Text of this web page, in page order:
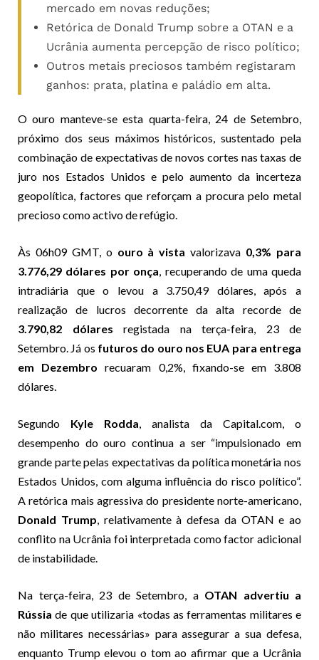
mercado em novas reduções;
Retórica de Donald Trump sobre a OTAN e a
Ucrânia aumenta percepção de risco político;
Outros metais preciosos também registaram
ganhos: prata, platina e paládio em alta.
O ouro manteve-se esta quarta-feira, 24 de Setembro,
próximo dos seus máximos históricos, sustentado pela
combinação de expectativas de novos cortes nas taxas de
juro nos Estados Unidos e pelo aumento da incerteza
geopolítica, factores que reforçam a procura pelo metal
precioso como activo de refúgio.
Às 06h09 GMT, o ouro à vista valorizava 0,3% para
3.776,29 dólares por onça, recuperando de uma queda
intradiária que o levou a 3.750,49 dólares, após a
realização de lucros decorrente da alta recorde de
3.790,82 dólares registada na terça-feira, 23 de
Setembro. Já os futuros do ouro nos EUA para entrega
em Dezembro recuaram 0,2%, fixando-se em 3.808
dólares.
Segundo Kyle Rodda, analista da Capital.com, o
desempenho do ouro continua a ser “impulsionado em
grande parte pelas expectativas da política monetária nos
Estados Unidos, com alguma influência do risco político”.
A retórica mais agressiva do presidente norte-americano,
Donald Trump, relativamente à defesa da OTAN e ao
conflito na Ucrânia foi interpretada como factor adicional
de instabilidade.
Na terça-feira, 23 de Setembro, a OTAN advertiu a
Rússia de que utilizaria «todas as ferramentas militares e
não militares necessárias» para assegurar a sua defesa,
enquanto Trump elevou o tom ao afirmar que a Ucrânia